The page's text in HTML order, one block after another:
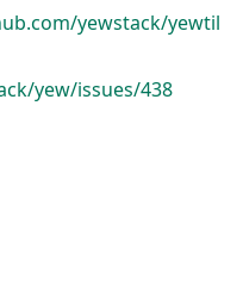
yewstack/yewtil
yew/issues/438